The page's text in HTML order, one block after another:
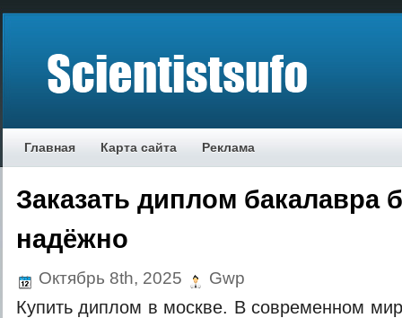
Главная Карта сайта Реклама
Заказать диплом бакалавра
надёжно
Октябрь 8th, 2025 Gwp
Купить диплом в москве. В современном